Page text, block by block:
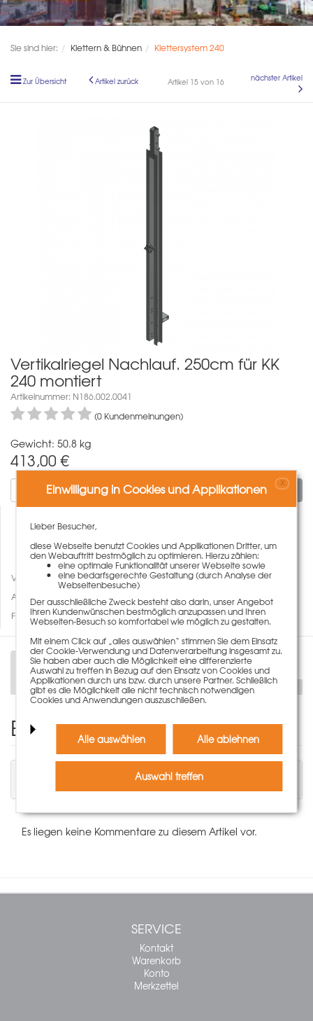
Sie sind hier: Klettern & Bühnen Klettersystem 240
Zur Übersicht Artikel zurück Artikel 15 von 16 nächster Artikel
Vertikalriegel Nachlauf. 250cm für KK
240 montiert
Artikelnummer: N186.002.0041
(0 Kundenmeinungen)
Gewicht: 50.8 kg
413,00 €
In den Warenkorb
Vergleichen
Auf den Merkzettel
Fragen zum Artikel
Beschreibung
Einen Kommentar schreiben
Sie müssen angemeldet sein, um einen
Kommentar schreiben zu können.
Es liegen keine Kommentare zu diesem Artikel vor.
SERVICE
Kontakt
Warenkorb
Konto
Merkzettel
Einwilligung in Cookies und Applikationen X
Lieber Besucher,
diese Webseite benutzt Cookies und Applikationen Dritter, um
den Webauftritt bestmöglich zu optimieren. Hierzu zählen:
eine optimale Funktionalität unserer Webseite sowie
eine bedarfsgerechte Gestaltung (durch Analyse der
Webseitenbesuche)
Der ausschließliche Zweck besteht also darin, unser Angebot
Ihren Kundenwünschen bestmöglich anzupassen und Ihren
Webseiten-Besuch so komfortabel wie möglich zu gestalten.
Mit einem Click auf „alles auswählen“ stimmen Sie dem Einsatz
der Cookie-Verwendung und Datenverarbeitung insgesamt zu.
Sie haben aber auch die Möglichkeit eine differenzierte
Auswahl zu treffen in Bezug auf den Einsatz von Cookies und
Applikationen durch uns bzw. durch unsere Partner. Schließlich
gibt es die Möglichkeit alle nicht technisch notwendigen
Cookies und Anwendungen auszuschließen.
Alle auswählen Alle ablehnen
Auswahl treffen